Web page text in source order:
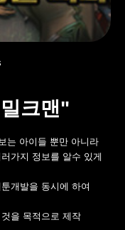
크맨"
는 아이들 뿐만 아니라
가지 정보를 알수 있게
개발을 동시에 하여
을 목적으로 제작